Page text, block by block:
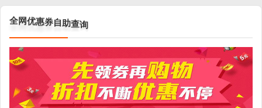
全网优惠券自助查询